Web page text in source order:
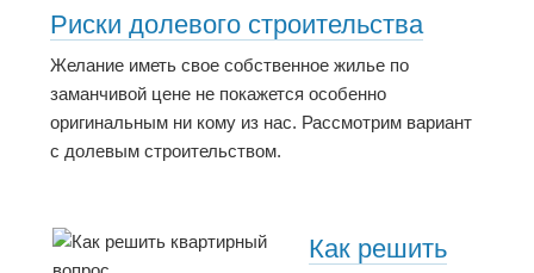
Риски долевого строительства
Желание иметь свое собственное жилье по
заманчивой цене не покажется особенно
оригинальным ни кому из нас. Рассмотрим вариант
с долевым строительством.
Как решить